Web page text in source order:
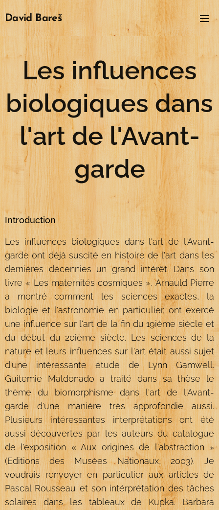
David Bareš
Les influences
biologiques dans
l'art de l'Avant-
garde
Introduction
Les influences biologiques dans l'art de l'Avant-
garde ont déjà suscité en histoire de l'art dans les
dernières décennies un grand intérêt. Dans son
livre « Les maternités cosmiques », Arnauld Pierre
a montré comment les sciences exactes, la
biologie et l'astronomie en particulier, ont exercé
une influence sur l'art de la fin du 19ième siècle et
du début du 20ième siècle. Les sciences de la
nature et leurs influences sur l'art était aussi sujet
d'une intéressante étude de Lynn Gamwell.
Guitemie Maldonado a traité dans sa thèse le
thème du biomorphisme dans l'art de l'Avant-
garde d'une manière très approfondie aussi.
Plusieurs intéressantes interprétations ont été
aussi découvertes par les auteurs du catalogue
de l'exposition « Aux origines de l'abstraction »
(Editions des Musées Nationaux, 2003). Je
voudrais renvoyer en particulier aux articles de
Pascal Rousseau et son intérprétation des tâches
solaires dans les tableaux de Kupka. Barbara